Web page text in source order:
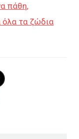
πάθη,
όλα τα ζώδια